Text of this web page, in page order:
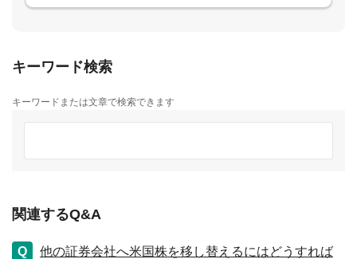
キーワード検索
キーワードまたは文章で検索できます
関連するQ&A
他の証券会社へ米国株を移し替えるにはどうすれば